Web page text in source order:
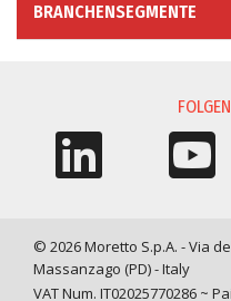
BRANCHENSEGMENTE
© 2026 Moretto S.p.A. - Via
Massanzago (PD) - Italy
VAT Num. IT02025770286 ~